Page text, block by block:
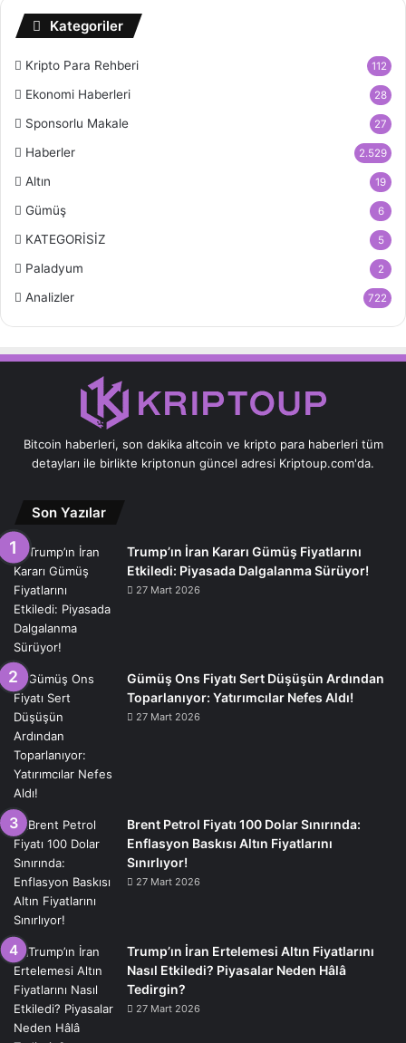
Kategoriler
Kripto Para Rehberi 112
Ekonomi Haberleri 28
Sponsorlu Makale 27
Haberler 2.529
Altın 19
Gümüş 6
KATEGORİSİZ 5
Paladyum 2
Analizler 722
Bitcoin haberleri, son dakika altcoin ve kripto para haberleri tüm
detayları ile birlikte kriptonun güncel adresi Kriptoup.com'da.
Son Yazılar
Trump’ın İran Kararı Gümüş Fiyatlarını
Etkiledi: Piyasada Dalgalanma Sürüyor!
27 Mart 2026
Gümüş Ons Fiyatı Sert Düşüşün Ardından
Toparlanıyor: Yatırımcılar Nefes Aldı!
27 Mart 2026
Brent Petrol Fiyatı 100 Dolar Sınırında:
Enflasyon Baskısı Altın Fiyatlarını
Sınırlıyor!
27 Mart 2026
Trump’ın İran Ertelemesi Altın Fiyatlarını
Nasıl Etkiledi? Piyasalar Neden Hâlâ
Tedirgin?
27 Mart 2026